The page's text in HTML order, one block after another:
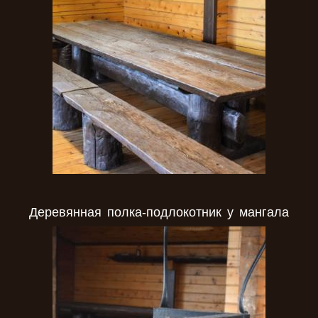
Деревянная полка-подлокотник у мангала